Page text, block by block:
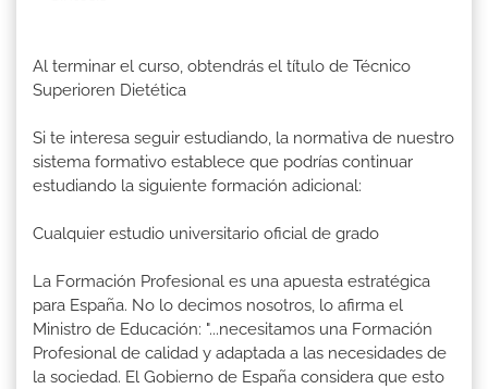
Al terminar el curso, obtendrás el título de Técnico
Superioren Dietética
Si te interesa seguir estudiando, la normativa de nuestro
sistema formativo establece que podrías continuar
estudiando la siguiente formación adicional:
Cualquier estudio universitario oficial de grado
La Formación Profesional es una apuesta estratégica
para España. No lo decimos nosotros, lo afirma el
Ministro de Educación: "...necesitamos una Formación
Profesional de calidad y adaptada a las necesidades de
la sociedad. El Gobierno de España considera que esto